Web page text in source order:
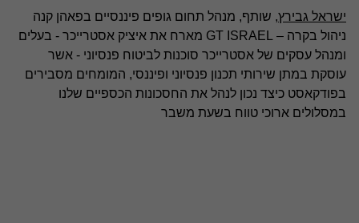
ישראל גבירץ, שותף, מנהל תחום גופים פיננסיים בפאהן קנה
ניהול בקרה – GT ISRAEL מארח את איציק אסטרייכר - בעלים
ומנהל עסקים של אסטרייכר סוכנות לביטוח פנסיוני - אשר
עוסקת במתן שירותי תכנון פנסיוני ופיננסי, המומחים מסבירים
בפודקאסט כיצד נכון לנהל את החסכונות הכספיים שלנו
במסלולים ארוכי טווח בשעת משבר